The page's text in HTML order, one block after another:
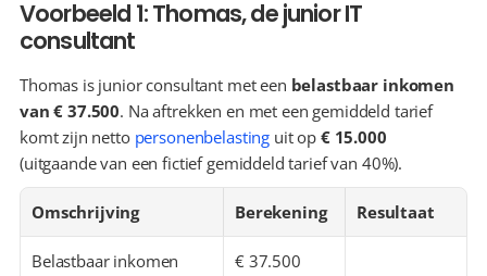
Voorbeeld 1: Thomas, de junior IT
consultant
Thomas is junior consultant met een belastbaar inkomen
van € 37.500. Na aftrekken en met een gemiddeld tarief
komt zijn netto personenbelasting uit op € 15.000
(uitgaande van een fictief gemiddeld tarief van 40%).
Omschrijving Berekening Resultaat
Belastbaar inkomen € 37.500